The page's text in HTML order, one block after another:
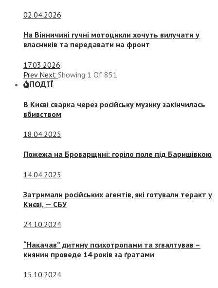
02.04.2026
На Вінничині гучні мотоцикли хочуть вилучати у
власників та передавати на фронт
17.03.2026
Prev Next Showing 1 Of 851
ПОДІЇ
В Києві сварка через російську музику закінчилась
вбивством
18.04.2025
Пожежа на Броварщині: горіло поле під Баришівкою
14.04.2025
Затримали російських агентів, які готували теракт у
Києві, — СБУ
24.10.2024
“Накачав” дитину психотропами та згвалтував –
киянин проведе 14 років за ґратами
15.10.2024